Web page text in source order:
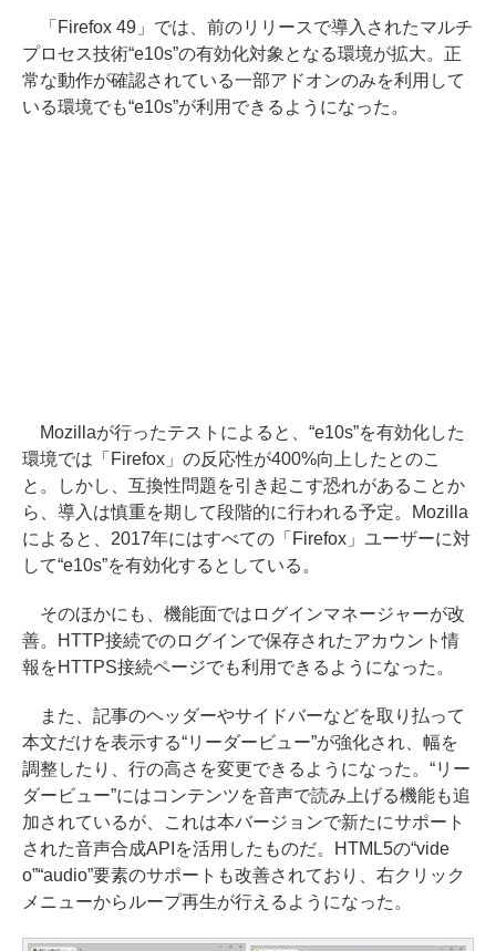
「Firefox 49」では、前のリリースで導入されたマルチ
プロセス技術“e10s”の有効化対象となる環境が拡大。正
常な動作が確認されている一部アドオンのみを利用して
いる環境でも“e10s”が利用できるようになった。
Mozillaが行ったテストによると、“e10s”を有効化した
環境では「Firefox」の反応性が400%向上したとのこ
と。しかし、互換性問題を引き起こす恐れがあることか
ら、導入は慎重を期して段階的に行われる予定。Mozilla
によると、2017年にはすべての「Firefox」ユーザーに対
して“e10s”を有効化するとしている。
そのほかにも、機能面ではログインマネージャーが改
善。HTTP接続でのログインで保存されたアカウント情
報をHTTPS接続ページでも利用できるようになった。
また、記事のヘッダーやサイドバーなどを取り払って
本文だけを表示する“リーダービュー”が強化され、幅を
調整したり、行の高さを変更できるようになった。“リー
ダービュー”にはコンテンツを音声で読み上げる機能も追
加されているが、これは本バージョンで新たにサポート
された音声合成APIを活用したものだ。HTML5の“vide
o”“audio”要素のサポートも改善されており、右クリック
メニューからループ再生が行えるようになった。